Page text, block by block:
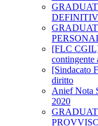
[FLC
contingente
[Sindacato
diritto
Anief Nota
2020